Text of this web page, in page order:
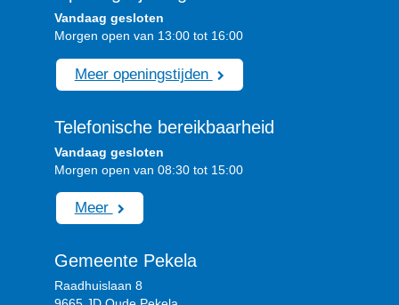
Vandaag gesloten
Morgen open van 13:00 tot 16:00
Meer openingstijden
Telefonische bereikbaarheid
Vandaag gesloten
Morgen open van 08:30 tot 15:00
Meer
Gemeente Pekela
Raadhuislaan 8